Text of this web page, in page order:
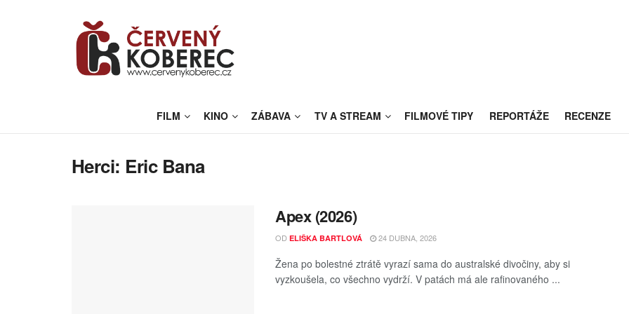
FILM KINO ZÁBAVA TV A STREAM FILMOVÉ TIPY REPORTÁŽE RECENZE
Herci: Eric Bana
Apex (2026)
OD ELIŠKA BARTLOVÁ 24 DUBNA, 2026
Žena po bolestné ztrátě vyrazí sama do australské divočiny, aby si
vyzkoušela, co všechno vydrží. V patách má ale rafinovaného ...